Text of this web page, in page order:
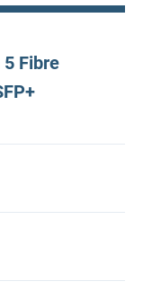
5 Fibre